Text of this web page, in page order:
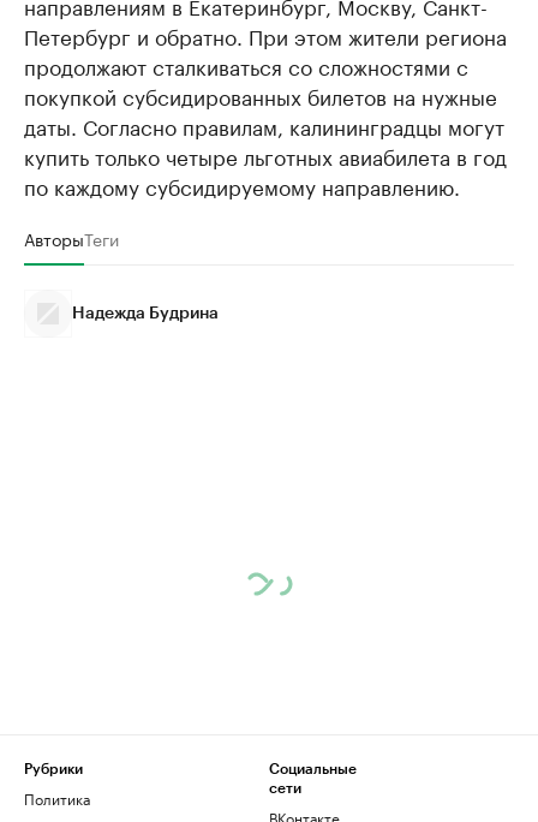
Петербург и обратно. При этом жители региона
продолжают сталкиваться со сложностями с
покупкой субсидированных билетов на нужные
даты. Согласно правилам, калининградцы могут
купить только четыре льготных авиабилета в год
по каждому субсидируемому направлению.
АвторыТеги
Надежда Будрина
Рубрики
Политика
Социальные
сети
ВКонтакте